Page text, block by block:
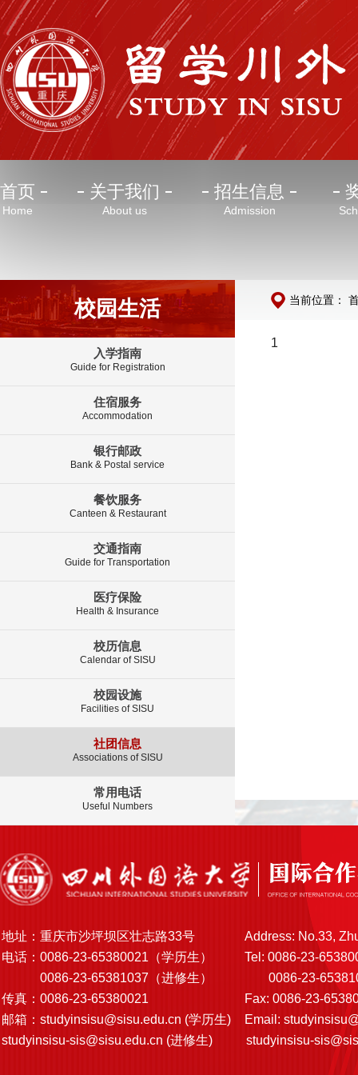
首页
Home
关于我们
About us
招生信息
Admission
校园生活
入学指南
Guide for Registration
住宿服务
Accommodation
银行邮政
Bank & Postal service
餐饮服务
Canteen & Restaurant
交通指南
Guide for Transportation
医疗保险
Health & Insurance
校历信息
Calendar of SISU
校园设施
Facilities of SISU
社团信息
Associations of SISU
常用电话
Useful Numbers
当前位置：
1
地址：重庆市沙坪坝区壮志路33号
Address: No.33,
电话：0086-23-65380021（学历生）
Tel: 0086-23-
0086-23-65381037（进修生）
0086-23-
传真：0086-23-65380021
Fax: 0086-23-
邮箱： studyinsisu@sisu.edu.cn (学历生) Email:
studyinsisu-sis@sisu.edu.cn (进修生) studyinsisu-